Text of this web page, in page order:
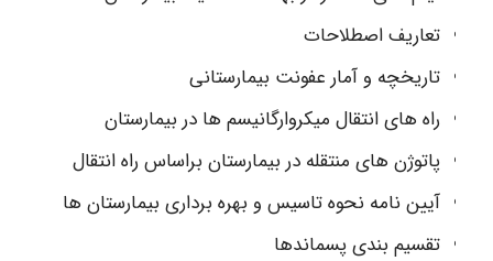
تعاریف اصطلاحات
تاریخچه و آمار عفونت بیمارستانی
راه های انتقال میکروارگانیسم ها در بیمارستان
پاتوژن های منتقله در بیمارستان براساس راه انتقال
آیین نامه نحوه تاسیس و بهره برداری بیمارستان ها
تقسیم بندی پسماندها